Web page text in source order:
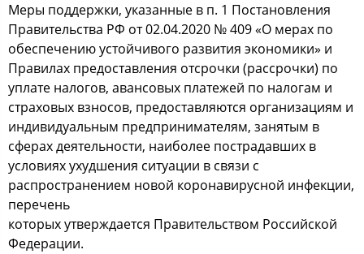
Меры поддержки, указанные в п. 1 Постановления
Правительства РФ от 02.04.2020 № 409 «О мерах по
обеспечению устойчивого развития экономики» и
Правилах предоставления отсрочки (рассрочки) по
уплате налогов, авансовых платежей по налогам и
страховых взносов, предоставляются организациям и
индивидуальным предпринимателям, занятым в
сферах деятельности, наиболее пострадавших в
условиях ухудшения ситуации в связи с
распространением новой коронавирусной инфекции,
перечень
которых утверждается Правительством Российской
Федерации.